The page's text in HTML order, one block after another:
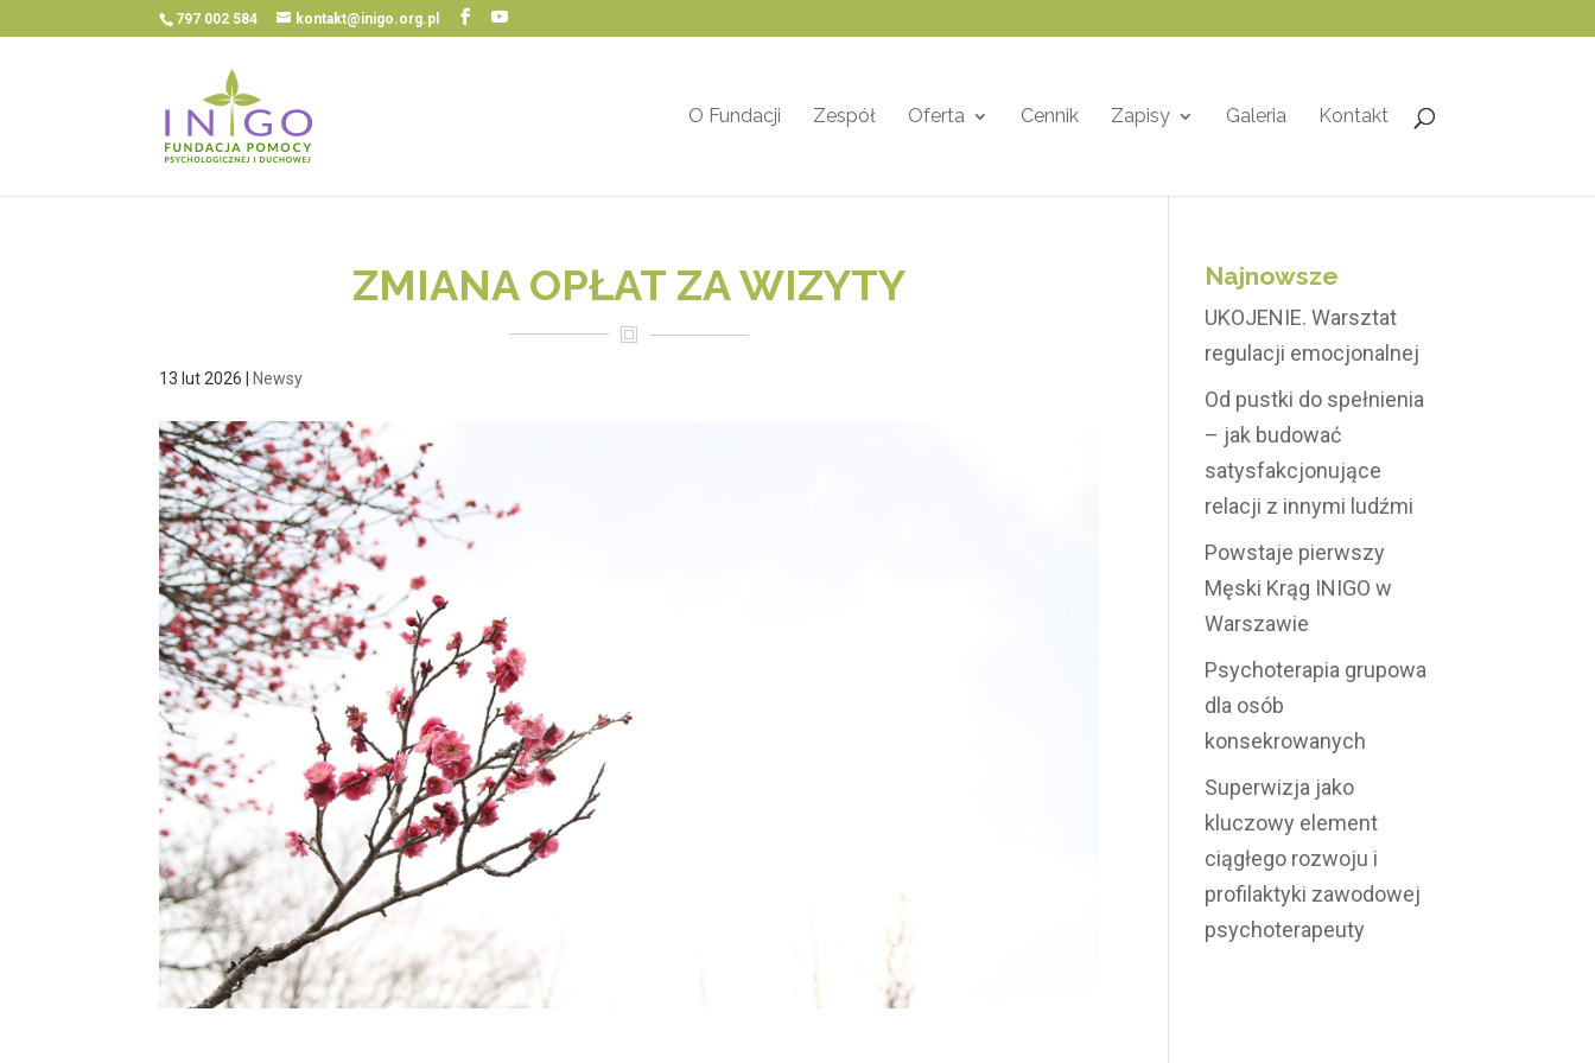
797 002 584 kontakt@inigo.org.pl
O Fundacji Zespół Oferta Cennik Zapisy Galeria Kontakt
ZMIANA OPŁAT ZA WIZYTY
13 lut 2026 Newsy
Najnowsze
UKOJENIE. Warsztat
regulacji emocjonalnej
Od pustki do spełnienia
– jak budować
satysfakcjonujące
relacji z innymi ludźmi
Powstaje pierwszy
Męski Krąg INIGO w
Warszawie
Psychoterapia grupowa
dla osób
konsekrowanych
Superwizja jako
kluczowy element
ciągłego rozwoju i
profilaktyki zawodowej
psychoterapeuty